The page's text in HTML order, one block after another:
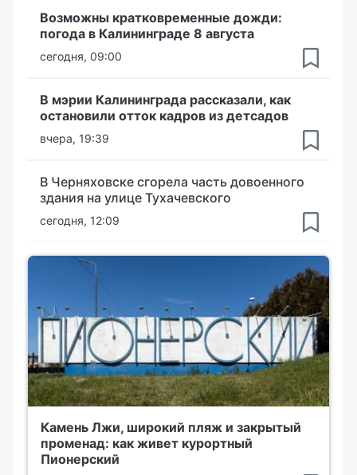
Возможны кратковременные дожди:
погода в Калининграде 8 августа
сегодня, 09:00
В мэрии Калининграда рассказали, как
остановили отток кадров из детсадов
вчера, 19:39
В Черняховске сгорела часть довоенного
здания на улице Тухачевского
сегодня, 12:09
Камень Лжи, широкий пляж и закрытый
променад: как живет курортный
Пионерский